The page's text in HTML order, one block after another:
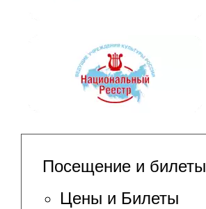
Посещение и билеты
Цены и Билеты